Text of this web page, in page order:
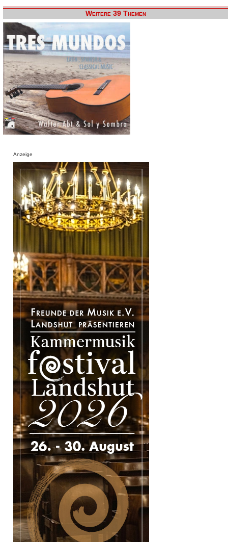
Weitere 39 Themen
Anzeige